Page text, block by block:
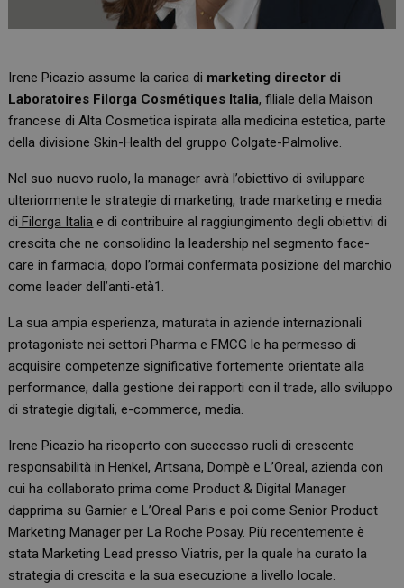
Irene Picazio assume la carica di marketing director di
Laboratoires Filorga Cosmétiques Italia, filiale della Maison
francese di Alta Cosmetica ispirata alla medicina estetica, parte
della divisione Skin-Health del gruppo Colgate-Palmolive.
Nel suo nuovo ruolo, la manager avrà l’obiettivo di sviluppare
ulteriormente le strategie di marketing, trade marketing e media
di Filorga Italia e di contribuire al raggiungimento degli obiettivi di
crescita che ne consolidino la leadership nel segmento face-
care in farmacia, dopo l’ormai confermata posizione del marchio
come leader dell’anti-età1.
La sua ampia esperienza, maturata in aziende internazionali
protagoniste nei settori Pharma e FMCG le ha permesso di
acquisire competenze significative fortemente orientate alla
performance, dalla gestione dei rapporti con il trade, allo sviluppo
di strategie digitali, e-commerce, media.
Irene Picazio ha ricoperto con successo ruoli di crescente
responsabilità in Henkel, Artsana, Dompè e L’Oreal, azienda con
cui ha collaborato prima come Product & Digital Manager
dapprima su Garnier e L’Oreal Paris e poi come Senior Product
Marketing Manager per La Roche Posay. Più recentemente è
stata Marketing Lead presso Viatris, per la quale ha curato la
strategia di crescita e la sua esecuzione a livello locale.